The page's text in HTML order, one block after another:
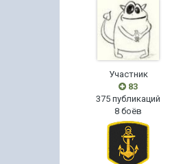
Участник
83
375 публикаций
8 боёв